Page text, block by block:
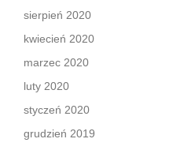
sierpień 2020
kwiecień 2020
marzec 2020
luty 2020
styczeń 2020
grudzień 2019